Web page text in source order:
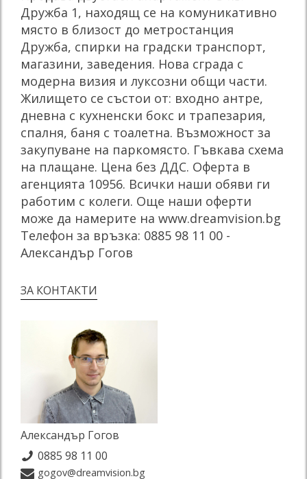
Дружба 1, находящ се на комуникативно
място в близост до метростанция
Дружба, спирки на градски транспорт,
магазини, заведения. Нова сграда с
модерна визия и луксозни общи части.
Жилището се състои от: входно антре,
дневна с кухненски бокс и трапезария,
спалня, баня с тоалетна. Възможност за
закупуване на паркомясто. Гъвкава схема
на плащане. Цена без ДДС. Оферта в
агенцията 10956. Всички наши обяви ги
работим с колеги. Още наши оферти
може да намерите на www.dreamvision.bg
Телефон за връзка: 0885 98 11 00 -
Александър Гогов
ЗА КОНТАКТИ
Александър Гогов
0885 98 11 00
gogov@dreamvision.bg